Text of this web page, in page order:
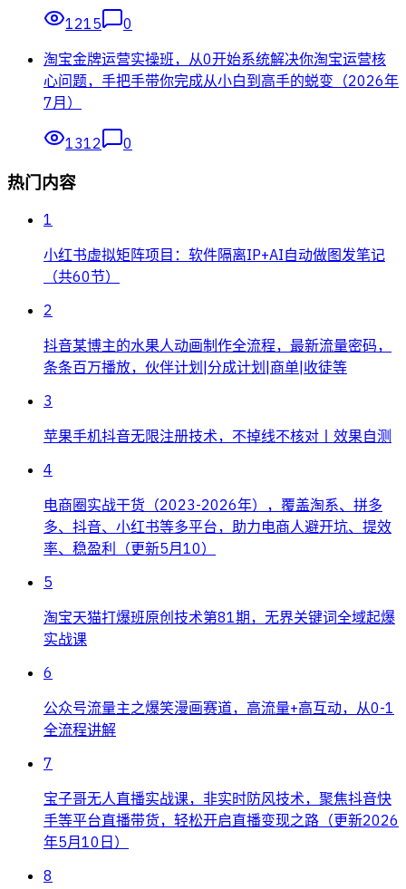
1215
0
淘宝金牌运营实操班，从0开始系统解决你淘宝运营核
心问题，手把手带你完成从小白到高手的蜕变（2026年
7月）
1312 0
热门内容
1
小红书虚拟矩阵项目：软件隔离IP+AI自动做图发笔记
（共60节）
2
抖音某博主的水果人动画制作全流程，最新流量密码，
条条百万播放，伙伴计划|分成计划|商单|收徒等
3
苹果手机抖音无限注册技术，不掉线不核对丨效果自测
4
电商圈实战干货（2023-2026年），覆盖淘系、拼多
多、抖音、小红书等多平台，助力电商人避开坑、提效
率、稳盈利（更新5月10）
5
淘宝天猫打爆班原创技术第81期，无界关键词全域起爆
实战课
6
公众号流量主之爆笑漫画赛道，高流量+高互动，从0-1
全流程讲解
7
宝子哥无人直播实战课，非实时防风技术，聚焦抖音快
手等平台直播带货，轻松开启直播变现之路（更新2026
年5月10日）
8